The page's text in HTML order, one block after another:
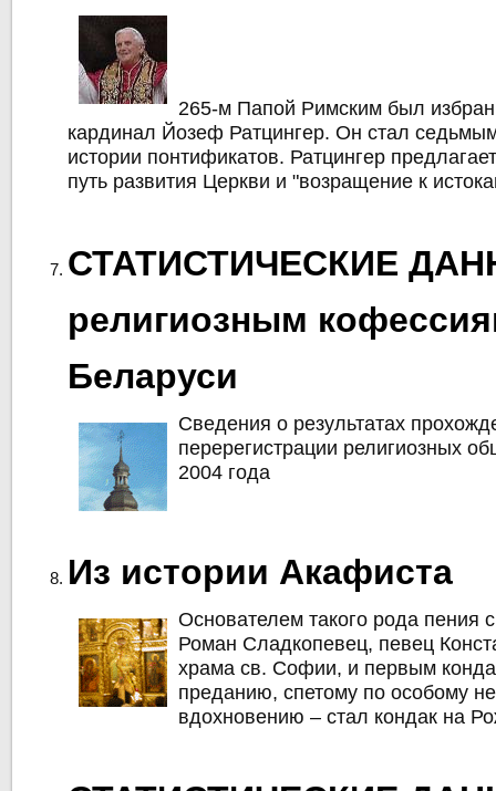
265-м Папой Римским был
кардинал Йозеф Ратцингер. Он стал
истории понтификатов. Ратцингер
путь развития Церкви и "возращение к
СТАТИСТИЧЕСКИЕ
религиозным
Беларуси
Сведения о результатах
перерегистрации религиозных
2004 года
Из истории Акафиста
Основателем такого рода пения
Роман Сладкопевец, певец
храма св. Софии, и первым
преданию, спетому по особому
вдохновению – стал кондак на